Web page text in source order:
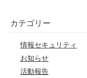
カテゴリー
情報セキュリティ
お知らせ
活動報告